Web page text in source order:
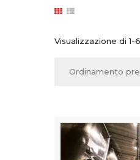
Visualizzazione di 1-